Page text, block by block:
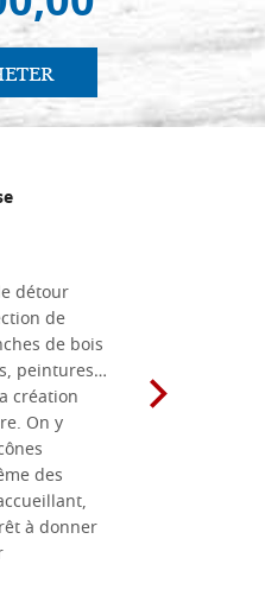
détour
de
de bois
peintures…
création
On y
des
à donner